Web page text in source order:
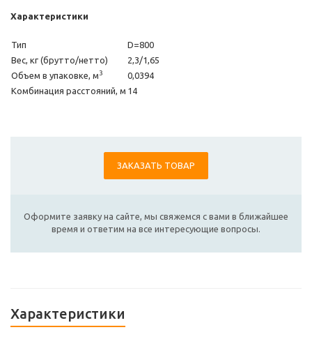
Характеристики
Тип
D=800
Вес, кг (брутто/нетто)
2,3/1,65
Объем в упаковке, м3
0,0394
Комбинация расстояний, м 14
ЗАКАЗАТЬ ТОВАР
Оформите заявку на сайте, мы свяжемся с вами в ближайшее
время и ответим на все интересующие вопросы.
Характеристики